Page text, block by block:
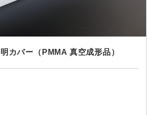
カバー（PMMA 真空成形品）